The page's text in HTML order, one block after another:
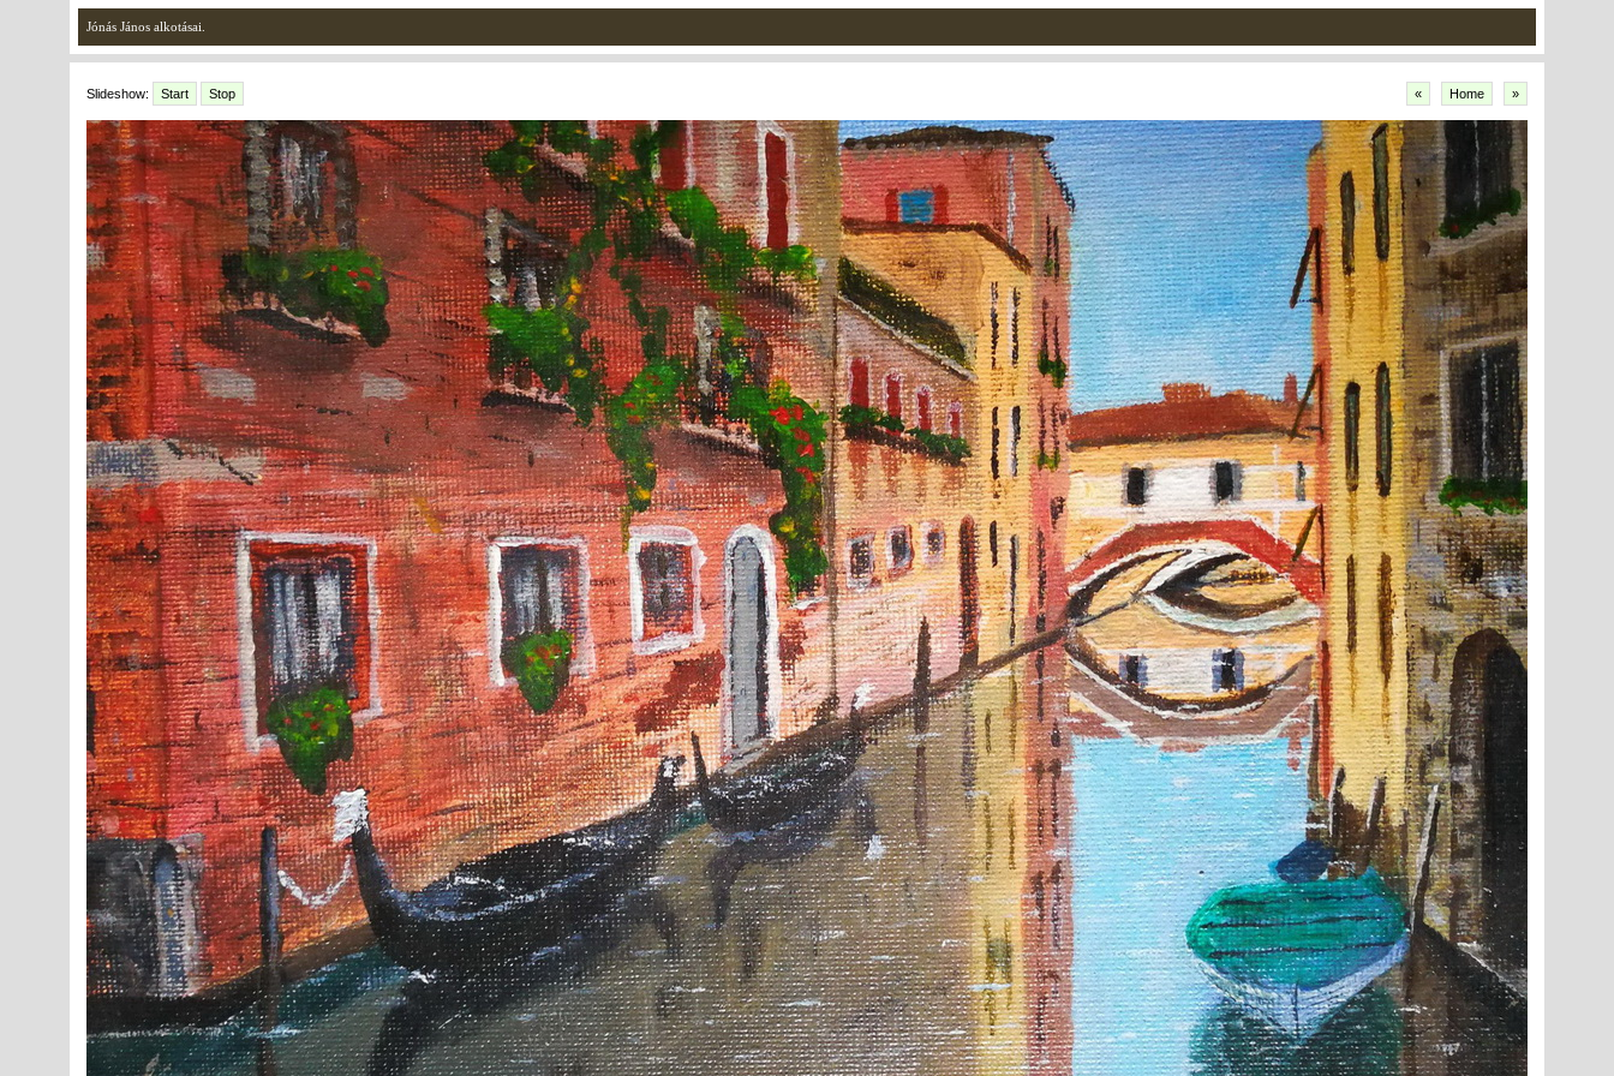
Jónás János alkotásai.
Slideshow: Start Stop « Home »